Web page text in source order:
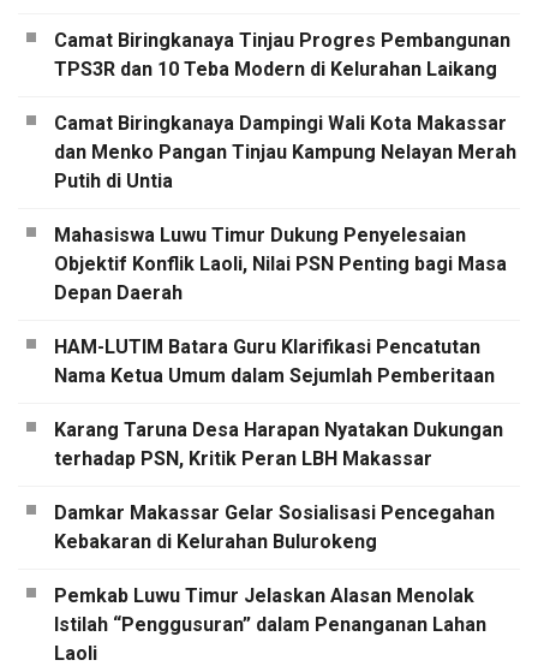
Camat Biringkanaya Tinjau Progres Pembangunan
TPS3R dan 10 Teba Modern di Kelurahan Laikang
Camat Biringkanaya Dampingi Wali Kota Makassar
dan Menko Pangan Tinjau Kampung Nelayan Merah
Putih di Untia
Mahasiswa Luwu Timur Dukung Penyelesaian
Objektif Konflik Laoli, Nilai PSN Penting bagi Masa
Depan Daerah
HAM-LUTIM Batara Guru Klarifikasi Pencatutan
Nama Ketua Umum dalam Sejumlah Pemberitaan
Karang Taruna Desa Harapan Nyatakan Dukungan
terhadap PSN, Kritik Peran LBH Makassar
Damkar Makassar Gelar Sosialisasi Pencegahan
Kebakaran di Kelurahan Bulurokeng
Pemkab Luwu Timur Jelaskan Alasan Menolak
Istilah “Penggusuran” dalam Penanganan Lahan
Laoli